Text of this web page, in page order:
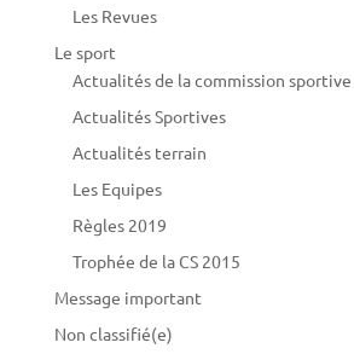
Les Revues
Le sport
Actualités de la commission sportive
Actualités Sportives
Actualités terrain
Les Equipes
Règles 2019
Trophée de la CS 2015
Message important
Non classifié(e)